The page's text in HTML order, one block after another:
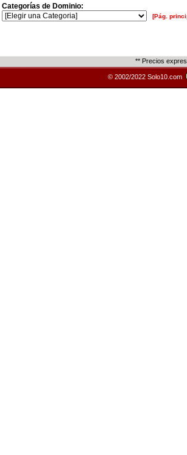
Categorías de Dominio:
[Pág.
** Precios
© 2002/2022 Solo10.com